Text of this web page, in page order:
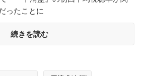
ったことに
続きを読む